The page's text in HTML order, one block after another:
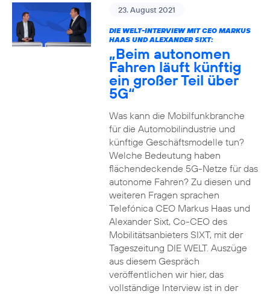
23. August 2021
DIE WELT-INTERVIEW MIT CEO MARKUS
HAAS UND ALEXANDER SIXT:
„Beim autonomen
Fahren läuft künftig
ein großer Teil über
5G“
Was kann die Mobilfunkbranche
für die Automobilindustrie und
künftige Geschäftsmodelle tun?
Welche Bedeutung haben
flächendeckende 5G-Netze für das
autonome Fahren? Zu diesen und
weiteren Fragen sprachen
Telefónica CEO Markus Haas und
Alexander Sixt, Co-CEO des
Mobilitätsanbieters SIXT, mit der
Tageszeitung DIE WELT. Auszüge
aus diesem Gespräch
veröffentlichen wir hier, das
vollständige Interview ist in der